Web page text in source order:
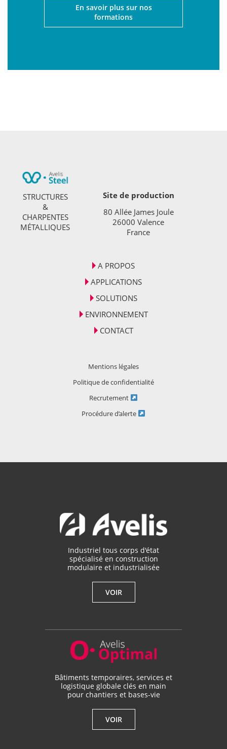
En savoir plus sur nos
formations
STRUCTURES
&
CHARPENTES
MÉTALLIQUES
Site de production
80 Allée James Joule
26000 Valence
France
A PROPOS
APPLICATIONS
SOLUTIONS
ENVIRONNEMENT
CONTACT
Mentions légales
Politique de confidentialité
Recrutement
Procédure d’alerte
Industriel tous corps d'état
spécialisé en construction
modulaire et industrialisée
VOIR
Bâtiments temporaires, services et
logistique globale clés en main
pour chantiers et bases-vie
VOIR